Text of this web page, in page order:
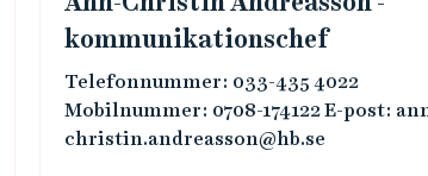
kommunikationschef
Telefonnummer: 033-435 4022
Mobilnummer: 0708-174122 E-post:
christin.andreasson@hb.se